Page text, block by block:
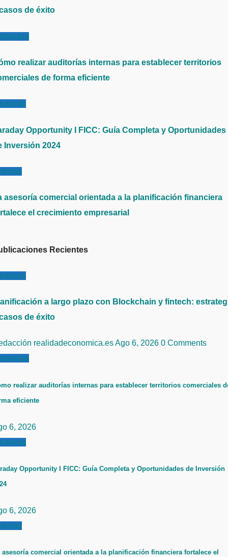
de éxito
realizar auditorías internas para establecer territorios
de forma eficiente
Opportunity I FICC: Guía Completa y Oportunidades
Inversión 2024
asesoría comercial orientada a la planificación financiera
el crecimiento empresarial
Recientes
a largo plazo con Blockchain y fintech:
de éxito
realidadeconomica.esAgo 6, 2026 0 Comments
realizar auditorías internas para establecer territorios comerciales
eficiente
6, 2026
Opportunity I FICC: Guía Completa y Oportunidades de Inversión
6, 2026
asesoría comercial orientada a la planificación financiera fortalece el